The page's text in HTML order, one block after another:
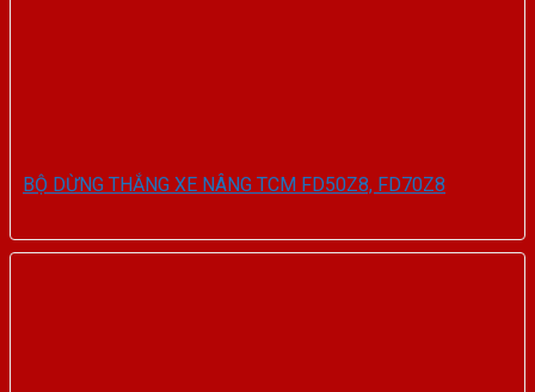
BỘ DỪNG THẮNG XE NÂNG TCM FD50Z8, FD70Z8